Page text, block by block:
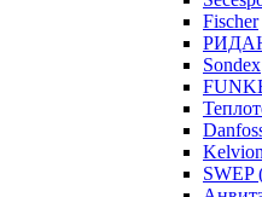
Fischer
Sondex
Kelvion
SWEP